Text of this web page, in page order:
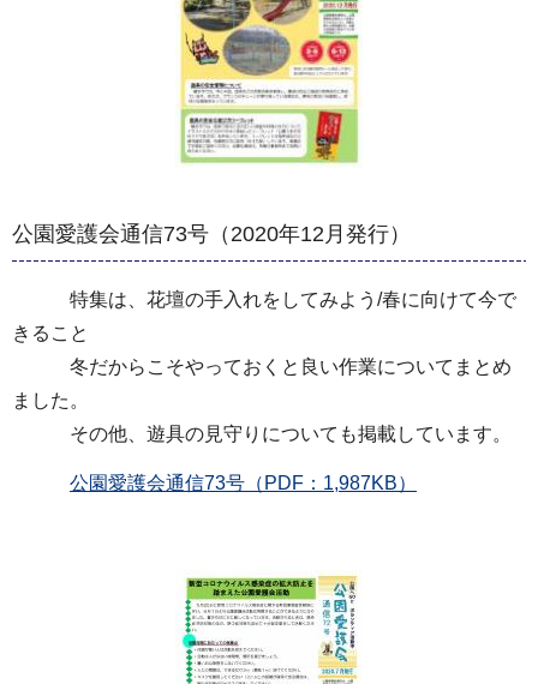
公園愛護会通信73号（2020年12月発行）
特集は、花壇の手入れをしてみよう/春に向けて今で
きること
冬だからこそやっておくと良い作業についてまとめ
ました。
その他、遊具の見守りについても掲載しています。
公園愛護会通信73号（PDF：1,987KB）